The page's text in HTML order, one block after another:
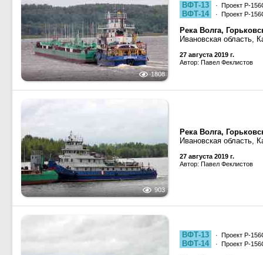
1808
ВФТ-13 · Проект Р-
ВФТ-14 · Проект Р-
Река Волга,
Ивановская область,
27 августа 2019 г.
Автор: Павел Феклистов
903
Река Волга,
Ивановская область,
27 августа 2019 г.
Автор: Павел Феклистов
ВФТ-13 · Проект Р-
ВФТ-14 · Проект Р-